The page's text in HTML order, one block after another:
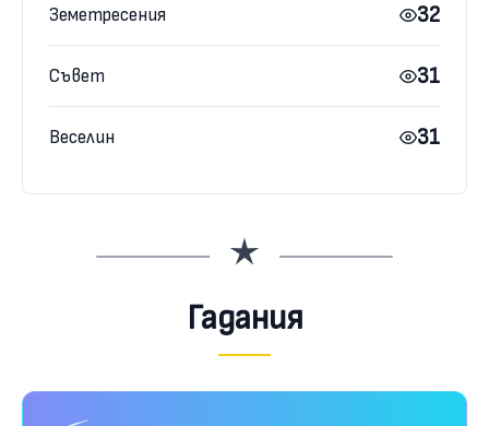
Земетресения 32
Съвет 31
Веселин 31
Гадания